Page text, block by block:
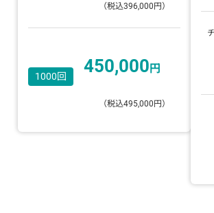
（税込396,000円）
1000回 450,000円
（税込495,000円）